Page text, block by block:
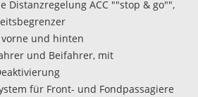
Distanzregelung ACC ""stop & go"",
und hinten
und Beifahrer, mit
für Front- und Fondpassagiere